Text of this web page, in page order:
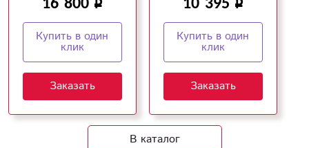
Купить в один
клик
Заказать
Купить в один
клик
Заказать
В каталог